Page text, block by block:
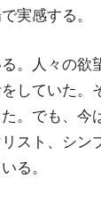
実感する。
。人々の欲
していた。
。でも、今
スト、シン
る。